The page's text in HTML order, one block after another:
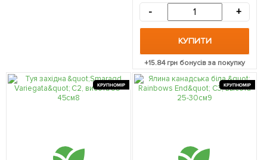
- +
КУПИТИ
+15.84грн бонусів за покупку
КРУПНОМІР КРУПНОМІР